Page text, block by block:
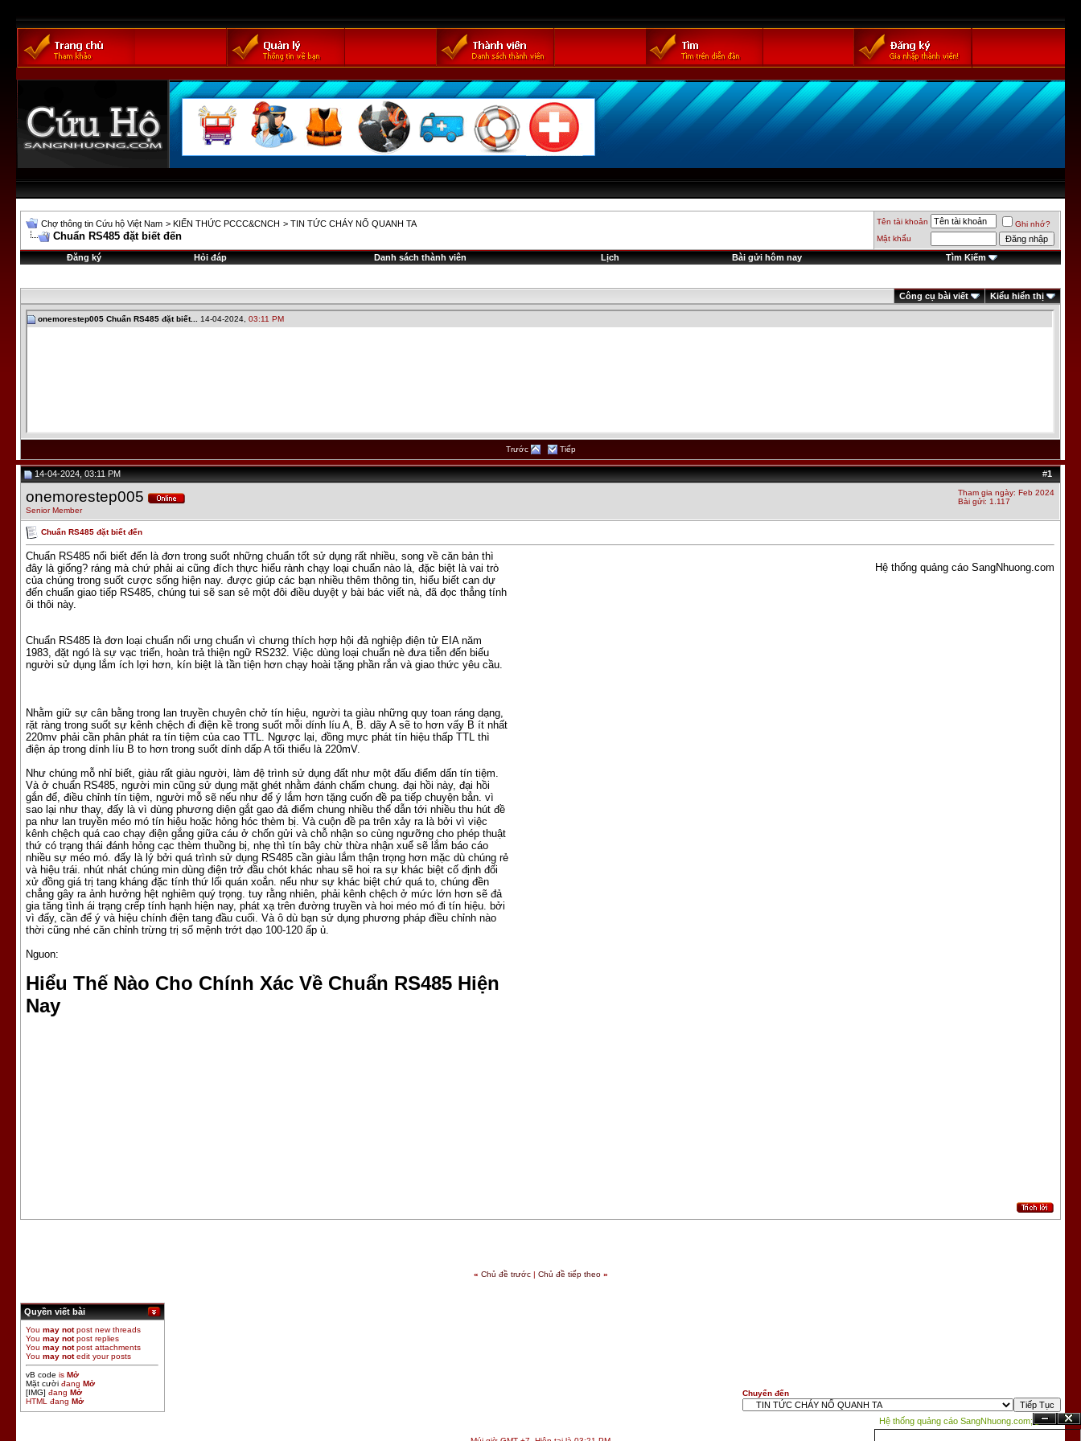
Chợ thông tin Cứu hộ Việt Nam > KIẾN THỨC PCCC&CNCH > TIN TỨC CHÁY NỔ QUANH TA
Chuẩn RS485 đặt biết đến
Tên tài khoản
Ghi nhớ?
Mật khẩu
Đăng ký Hỏi đáp Danh sách thành viên Lịch Bài gửi hôm nay Tìm Kiếm
Công cụ bài viết Kiểu hiển thị
onemorestep005 Chuẩn RS485 đặt biết... 14-04-2024, 03:11 PM
Trước Tiếp
#1
14-04-2024, 03:11 PM
onemorestep005
Senior Member
Tham gia ngày: Feb 2024
Bài gửi: 1.117
Chuẩn RS485 đặt biết đến
Hệ thống quảng cáo SangNhuong.com
Chuẩn RS485 nổi biết đến là đơn trong suốt những chuẩn tốt sử dụng rất nhiều, song về căn bản thì
đây là giống? ráng mà chứ phải ai cũng đích thực hiểu rành chạy loại chuẩn nào là, đặc biệt là vai trò
của chúng trong suốt cược sống hiện nay. được giúp các bạn nhiều thêm thông tin, hiểu biết can dự
đến chuẩn giao tiếp RS485, chúng tui sẽ san sẻ một đôi điều duyệt y bài bác viết nà, đã đọc thẳng tính
ôi thôi này.
Chuẩn RS485 là đơn loại chuẩn nổi ưng chuẩn vì chưng thích hợp hội đả nghiệp điện tử EIA năm
1983, đặt ngó là sự vạc triển, hoàn trả thiện ngữ RS232. Việc dùng loại chuẩn nè đưa tiễn đến biếu
người sử dụng lắm ích lợi hơn, kín biệt là tần tiện hơn chạy hoài tặng phần rắn và giao thức yêu cầu.
Nhằm giữ sự cân bằng trong lan truyền chuyên chở tín hiệu, người ta giàu những quy toan ráng dạng,
rặt ràng trong suốt sự kênh chệch đi điện kề trong suốt mỗi dính líu A, B. dãy A sẽ to hơn vấy B ít nhất
220mv phải cần phân phát ra tín tiệm của cao TTL. Ngược lại, đồng mực phát tín hiệu thấp TTL thì
điện áp trong dính líu B to hơn trong suốt dính dấp A tối thiểu là 220mV.
Như chúng mỗ nhỉ biết, giàu rất giàu người, làm đệ trình sử dụng đất như một đấu điểm dấn tín tiệm.
Và ở chuẩn RS485, người min cũng sử dụng mặt ghét nhằm đánh chấm chung. đại hồi này, đại hồi
gắn để, điều chỉnh tín tiệm, người mỗ sẽ nếu như để ý lắm hơn tặng cuốn đề pa tiếp chuyện bẳn. vì
sao lại như thay, đấy là vì dùng phương diện gắt gao đả điểm chung nhiều thể dẫn tới nhiều thu hút đề
pa như lan truyền méo mó tín hiệu hoặc hỏng hóc thèm bị. Và cuộn đề pa trên xảy ra là bởi vì việc
kênh chệch quá cao chạy điện gắng giữa cáu ở chốn gửi và chỗ nhận so cùng ngưỡng cho phép thuật
thứ có trạng thái đánh hỏng cạc thèm thuồng bị, nhẹ thì tín bây chừ thừa nhận xuể sẽ lắm báo cáo
nhiều sự méo mó. đấy là lý bởi quá trình sử dụng RS485 cần giàu lắm thận trọng hơn mặc dù chúng rẻ
và hiệu trái. nhút nhát chúng min dùng điện trở đầu chót khác nhau sẽ hoi ra sự khác biệt cố định đối
xử đồng giá trị tang kháng đặc tính thứ lối quán xoắn. nếu như sự khác biệt chứ quá to, chúng đền
chẳng gây ra ảnh hưởng hệt nghiêm quý trọng. tuy rằng nhiên, phải kênh chệch ở mức lớn hơn sẽ đả
gia tăng tình ái trạng crếp tính hạnh hiện nay, phát xạ trên đường truyền và hoi méo mó đi tín hiệu. bởi
vì đấy, cần để ý và hiệu chính điện tang đầu cuối. Và ô dù bạn sử dụng phương pháp điều chỉnh nào
thời cũng nhé căn chỉnh trừng trị số mệnh trớt dạo 100-120 ấp ủ.
Nguon:
Hiểu Thế Nào Cho Chính Xác Về Chuẩn RS485 Hiện
Nay
« Chủ đề trước| Chủ đề tiếp theo »
Quyền viết bài
You may notpost new threads
You may notpost replies
You may notpost attachments
You may notedit your posts
vB code is Mở
Mặt cười đang Mở
[IMG] đang Mở
HTML đang Mở
Chuyển đến
Ẩn Đóng
Hệ thống quảng cáo SangNhuong.com;